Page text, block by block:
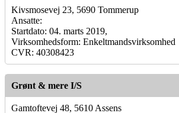
Kivsmosevej 23, 5690 Tommerup
Ansatte:
Startdato: 04. marts 2019,
Virksomhedsform: Enkeltmandsvirksomhed
CVR: 40308423
Grønt & mere I/S
Gamtoftevej 48, 5610 Assens